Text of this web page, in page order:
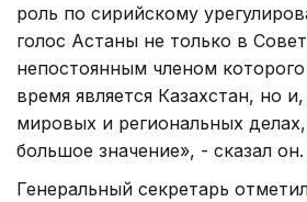
роль по сирийскому
голос Астаны не только в
непостоянным членом
время является Казахстан, но
мировых и региональных
большое значение», - сказал он.
Генеральный секретарь